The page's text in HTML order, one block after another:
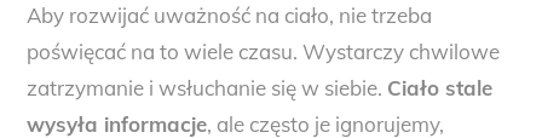
Aby rozwijać uważność na ciało, nie trzeba
poświęcać na to wiele czasu. Wystarczy chwilowe
zatrzymanie i wsłuchanie się w siebie. Ciało stale
wysyła informacje, ale często je ignorujemy,